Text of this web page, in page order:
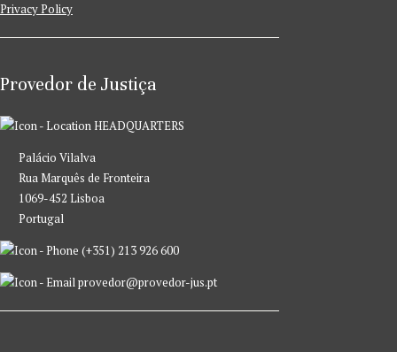
Privacy Policy
Provedor de Justiça
HEADQUARTERS
Palácio Vilalva
Rua Marquês de Fronteira
1069-452 Lisboa
Portugal
(+351) 213 926 600
provedor@provedor-jus.pt